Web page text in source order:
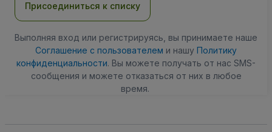
Присоединиться к списку
Выполняя вход или регистрируясь, вы принимаете наше
Соглашение с пользователем и нашу Политику
конфиденциальности. Вы можете получать от нас SMS-
сообщения и можете отказаться от них в любое
время.